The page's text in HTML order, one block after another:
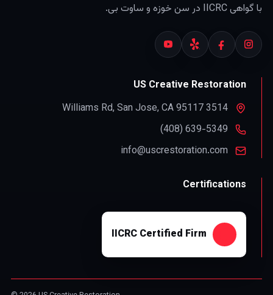
با گواهی IICRC در سن خوزه و ساوت بی.
US Creative Restoration
3514 Williams Rd
, San Jose, CA95117
info@uscrestoration.com
Certifications
IICRC Certified Firm